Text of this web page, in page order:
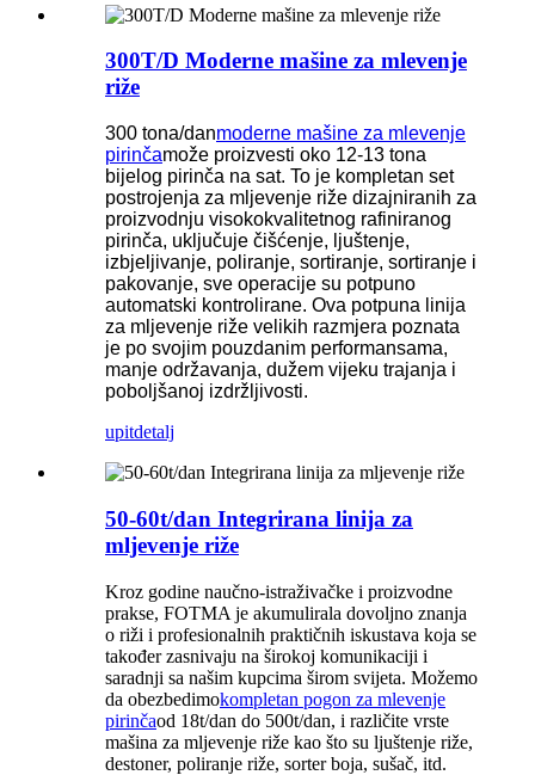
300T/D Moderne mašine za mlevenje
riže
300 tona/danmoderne mašine za mlevenje
pirinčamože proizvesti oko 12-13 tona
bijelog pirinča na sat. To je kompletan set
postrojenja za mljevenje riže dizajniranih za
proizvodnju visokokvalitetnog rafiniranog
pirinča, uključuje čišćenje, ljuštenje,
izbjeljivanje, poliranje, sortiranje, sortiranje i
pakovanje, sve operacije su potpuno
automatski kontrolirane. Ova potpuna linija
za mljevenje riže velikih razmjera poznata
je po svojim pouzdanim performansama,
manje održavanja, dužem vijeku trajanja i
poboljšanoj izdržljivosti.
upitdetalj
50-60t/dan Integrirana linija za
mljevenje riže
Kroz godine naučno-istraživačke i proizvodne
prakse, FOTMA je akumulirala dovoljno znanja
o riži i profesionalnih praktičnih iskustava koja se
također zasnivaju na širokoj komunikaciji i
saradnji sa našim kupcima širom svijeta. Možemo
da obezbedimokompletan pogon za mlevenje
pirinčaod 18t/dan do 500t/dan, i različite vrste
mašina za mljevenje riže kao što su ljuštenje riže,
destoner, poliranje riže, sorter boja, sušač, itd.